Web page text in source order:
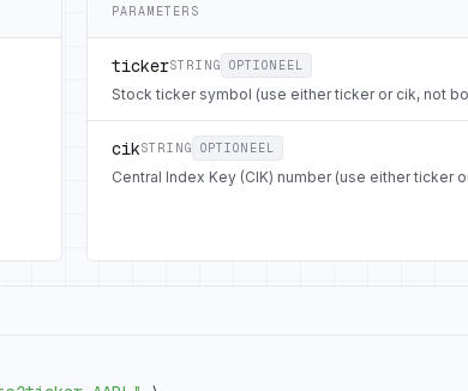
PARAMETERS
tickerSTRING OPTIONEEL
Stock ticker symbol (use either ticker or cik, not
cikSTRING OPTIONEEL
Central Index Key (CIK) number (use either ticker